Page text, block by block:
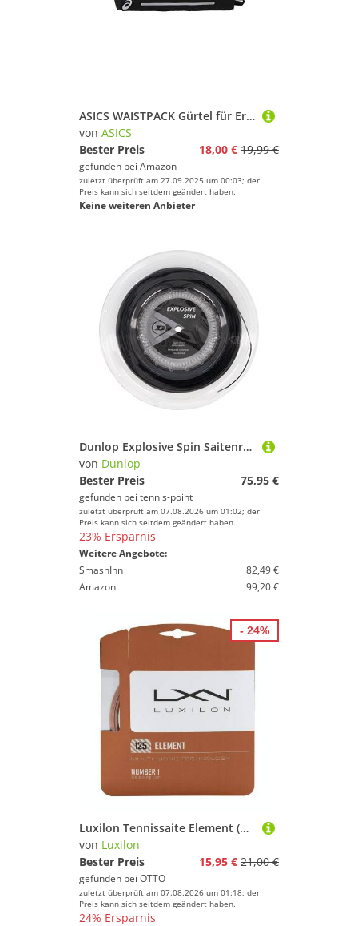
ASICS WAISTPACK Gürtel für Erwachsene, Unisex, Schwarz (Performance Black), Einheitsgröße
von ASICS
Bester Preis
18,00 € 19,99 €
gefunden bei Amazon
zuletzt überprüft am 27.09.2025 um 00:03; der
Preis kann sich seitdem geändert haben.
Keine weiteren Anbieter
Dunlop Explosive Spin Saitenrolle 200m - Schwarz
von Dunlop
Bester Preis
75,95 €
gefunden bei tennis-point
zuletzt überprüft am 07.08.2026 um 01:02; der
Preis kann sich seitdem geändert haben.
23% Ersparnis
Weitere Angebote:
SmashInn
82,49 €
Amazon
99,20 €
Luxilon Tennissaite Element (Haltbarkeit+Touch) bronzebraun 12m Set, Saitendicke: 1.30
von Luxilon
Bester Preis
15,95 € 21,00 €
gefunden bei OTTO
zuletzt überprüft am 07.08.2026 um 01:18; der
Preis kann sich seitdem geändert haben.
24% Ersparnis
- 24%